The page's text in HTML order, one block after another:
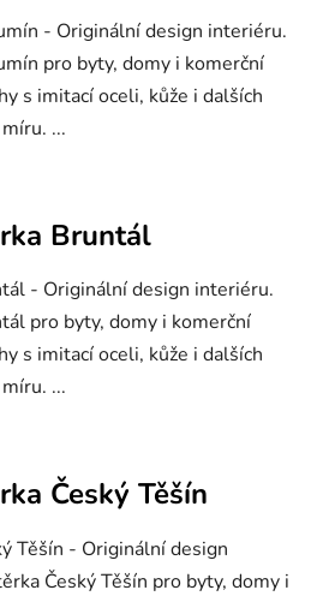
- Originální design interiéru.
pro byty, domy i komerční
s imitací oceli, kůže i dalších
...
Bruntál
- Originální design interiéru.
pro byty, domy i komerční
s imitací oceli, kůže i dalších
...
Český Těšín
Těšín - Originální design
Český Těšín pro byty, domy i